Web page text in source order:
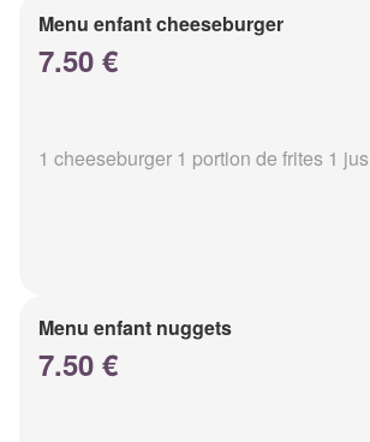
Menu enfant cheeseburger
7.50 €
1 cheeseburger 1 portion de frites 1 jus
Menu enfant nuggets
7.50 €